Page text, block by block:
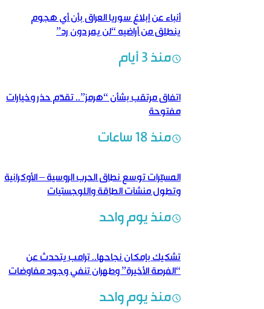
أنباء عن إبلاغ سوريا العراق بأن أي هجوم
ينطلق من أراضيه “لن يمر دون رد”
منذ 3 أيام
اتفاق مرتقب بشأن “هرمز”.. تقدّم حذر وخيارات
مفتوحة
منذ 18 ساعات
المسيّرات توسع نطاق الحرب الروسية – الأوكرانية
وتطول منشآت الطاقة واللوجستيات
منذ يوم واحد
تشكيك بإمكان نجاحها.. ترامب يتحدث عن
“الفرصة الأخيرة” وطهران تنفي وجود مفاوضات
منذ يوم واحد